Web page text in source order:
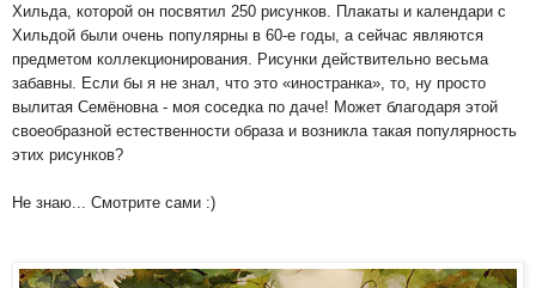
Хильда, которой он посвятил 250 рисунков. Плакаты и календари с
Хильдой были очень популярны в 60-е годы, а сейчас являются
предметом коллекционирования. Рисунки действительно весьма
забавны. Если бы я не знал, что это «иностранка», то, ну просто
вылитая Семёновна - моя соседка по даче! Может благодаря этой
своеобразной естественности образа и возникла такая популярность
этих рисунков?
Не знаю... Смотрите сами :)